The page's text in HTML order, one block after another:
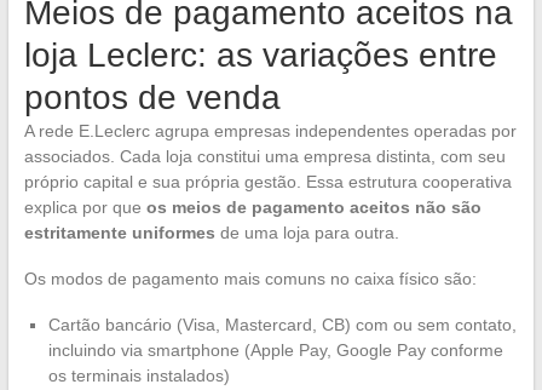
Meios de pagamento aceitos na
loja Leclerc: as variações entre
pontos de venda
A rede E.Leclerc agrupa empresas independentes operadas por
associados. Cada loja constitui uma empresa distinta, com seu
próprio capital e sua própria gestão. Essa estrutura cooperativa
explica por que os meios de pagamento aceitos não são
estritamente uniformes de uma loja para outra.
Os modos de pagamento mais comuns no caixa físico são:
Cartão bancário (Visa, Mastercard, CB) com ou sem contato,
incluindo via smartphone (Apple Pay, Google Pay conforme
os terminais instalados)